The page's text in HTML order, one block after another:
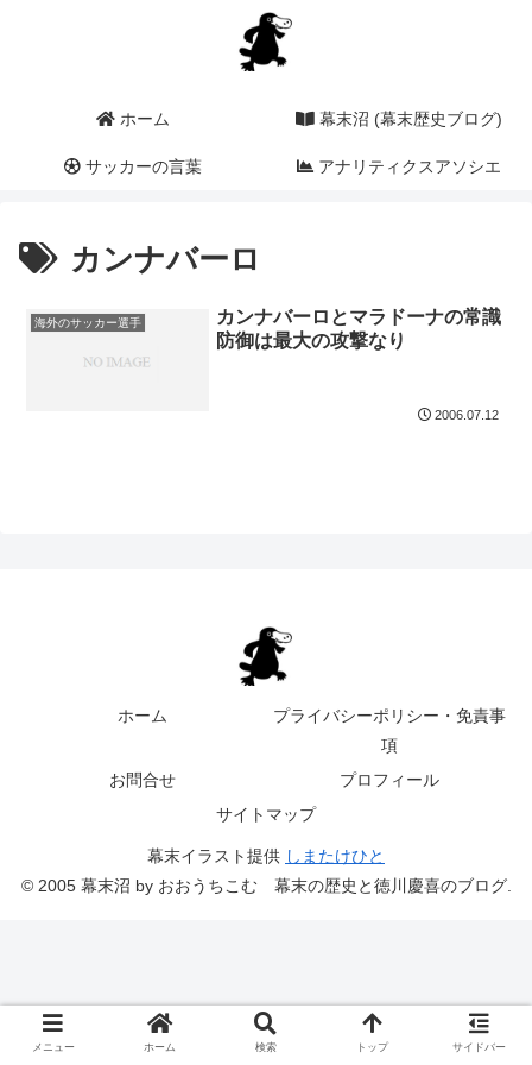
ホーム 幕末沼 (幕末歴史ブログ)
サッカーの言葉 アナリティクスアソシエ
カンナバーロ
海外のサッカー選手
カンナバーロとマラドーナの常識
防御は最大の攻撃なり
2006.07.12
ホーム
プライバシーポリシー・免責事
項
お問合せ
プロフィール
サイトマップ
幕末イラスト提供 しまたけひと
© 2005 幕末沼 by おおうちこむ 幕末の歴史と徳川慶喜のブログ.
メニュー ホーム 検索 トップ サイドバー